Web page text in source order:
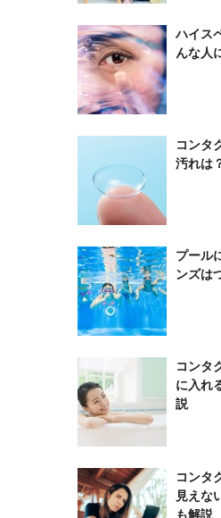
ハイス
んな人
コンタ
汚れは
プール
ンズは
コンタ
に入れ
説
コンタ
見えな
も解説